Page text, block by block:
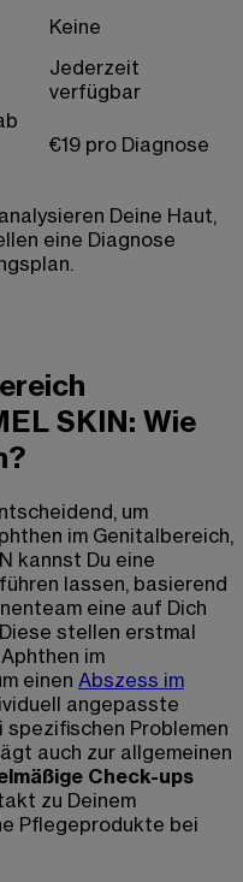
Keine
Jederzeit
verfügbar
€19 pro Diagnose
analysieren Deine Haut,
eine Diagnose
SKIN: Wie
um
im Genitalbereich,
kannst Du eine
lassen, basierend
eine auf Dich
stellen erstmal
im
einen Abszess im
angepasste
Problemen
auch zur allgemeinen
Check-ups
zu Deinem
Pflegeprodukte bei